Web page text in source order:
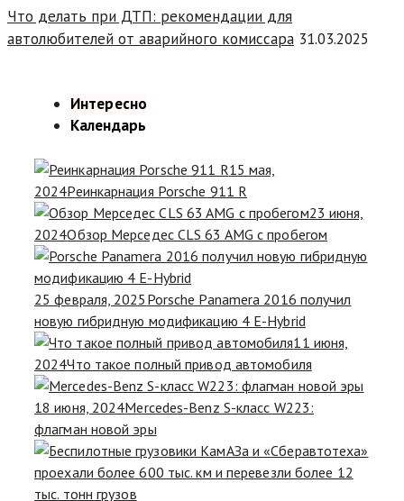
Что делать при ДТП: рекомендации для
автолюбителей от аварийного комиссара 31.03.2025
Интересно
Календарь
15 мая,
2024Реинкарнация Porsche 911 R
23 июня,
2024Обзор Мерседес CLS 63 AMG с пробегом
25 февраля, 2025 Porsche Panamera 2016 получил
новую гибридную модификацию 4 E-Hybrid
11 июня,
2024Что такое полный привод автомобиля
18 июня, 2024Mercedes-Benz S-класс W223:
флагман новой эры